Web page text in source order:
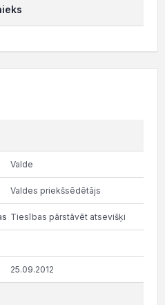
Valde
Valdes priekšsēdētājs
Tiesības pārstāvēt atsevišķi
25.09.2012